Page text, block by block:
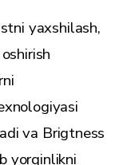
yaxshilash,
va Brigtness
yorqinlikni